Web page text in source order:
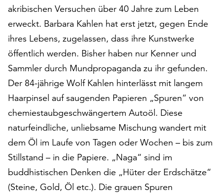
Seite
die
Schaltfläche
„Cookie-
Einstellungen“
zur
Verfügung.
Funktionale
Cookies
werden
auch
ohne
Ihr
Einverständnis
weiterhin
ausgeführt.
akribischen Versuchen über 40 Jahre zum Leben
erweckt. Barbara Kahlen hat erst jetzt, gegen Ende
ihres Lebens, zugelassen, dass ihre Kunstwerke
öffentlich werden. Bisher haben nur Kenner und
Sammler durch Mundpropaganda zu ihr gefunden.
Der 84-jährige Wolf Kahlen hinterlässt mit langem
Haarpinsel auf saugenden Papieren „Spuren“ von
chemiestaubgeschwängertem Autoöl. Diese
naturfeindliche, unliebsame Mischung wandert mit
dem Öl im Laufe von Tagen oder Wochen – bis zum
Stillstand – in die Papiere. „Naga“ sind im
buddhistischen Denken die „Hüter der Erdschätze“
(Steine, Gold, Öl etc.). Die grauen Spuren